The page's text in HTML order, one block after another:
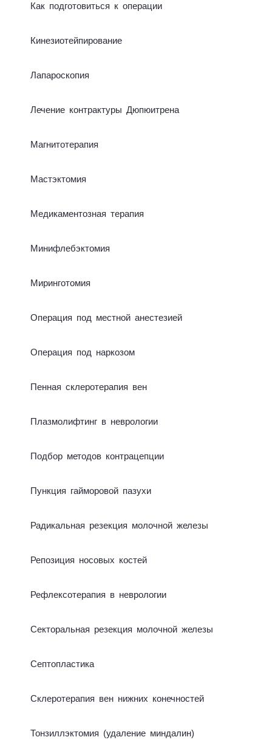
Как под­го­то­вить­ся к опе­ра­ции
Ки­не­зио­тей­пи­ро­ва­ние
Ла­па­рос­ко­пия
Ле­че­ние конт­рак­ту­ры Дю­пюит­ре­на
Маг­ни­то­те­ра­пия
Мастэк­то­мия
Медикаментозная терапия
Ми­ни­фле­бэк­то­мия
Мирин­го­то­мия
Опе­ра­ция под мест­ной анес­те­зией
Опе­ра­ция под нар­ко­зом
Пенная скле­ро­те­ра­пия вен
Плаз­мо­лиф­тинг в нев­ро­ло­гии
Подбор ме­то­дов кон­тра­цеп­ции
Пунк­ция гай­мо­ро­вой па­зу­хи
Ра­ди­каль­ная ре­зек­ция мо­лоч­ной же­ле­зы
Ре­по­зи­ция но­со­вых кос­тей
Реф­лек­со­те­ра­пия в нев­ро­ло­гии
Секто­раль­ная ре­зек­ция мо­лоч­ной же­ле­зы
Сеп­то­плас­ти­ка
Склеро­те­р­апия вен ниж­них ко­неч­но­стей
Тон­зил­лэк­то­мия (уда­ле­ние мин­да­лин)